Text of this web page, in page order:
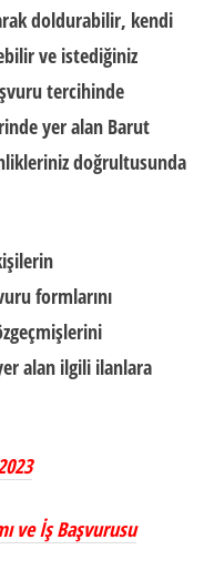
doldurabilir, kendi
ve istediğiniz
tercihinde
yer alan Barut
doğrultusunda
formlarını
alan ilgili ilanlara
ve İş Başvurusu